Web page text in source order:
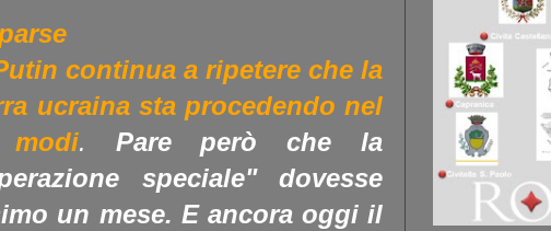
continua a ripetere che la
ucraina sta procedendo nel
. Pare però che la
speciale" dovesse
un mese. E ancora oggi il